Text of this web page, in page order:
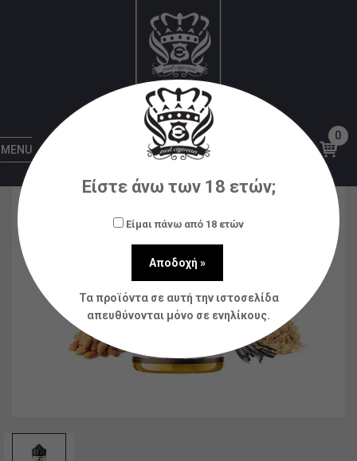
MENU
0
Υγρά αναπλήρωσης (flavorshots)
Castle Long – Five Pawns – Flavor Shots
Είστε άνω των 18 ετών;
Είμαι πάνω από 18 ετών
Τα προϊόντα σε αυτή την ιστοσελίδα
απευθύνονται μόνο σε ενηλίκους.